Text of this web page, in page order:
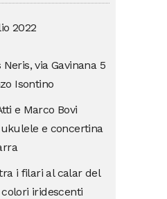
2022
via Gavinana 5
Isontino
e Marco Bovi
ukulele e concertina
i filari al calar del
iridescenti